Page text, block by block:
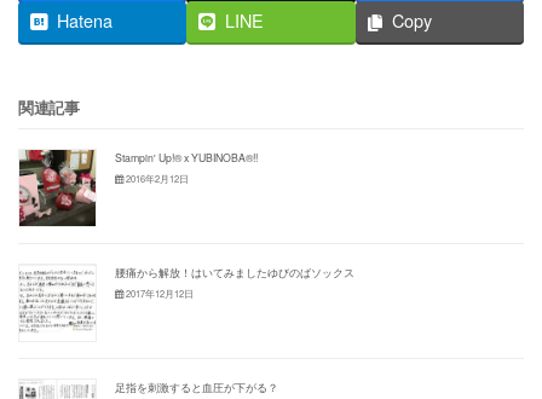
Hatena
LINE Copy
関連記事
Stampin' Up!® x YUBINOBA®!!
2016年2月12日
腰痛から解放！はいてみましたゆびのばソックス
2017年12月12日
足指を刺激すると血圧が下がる？